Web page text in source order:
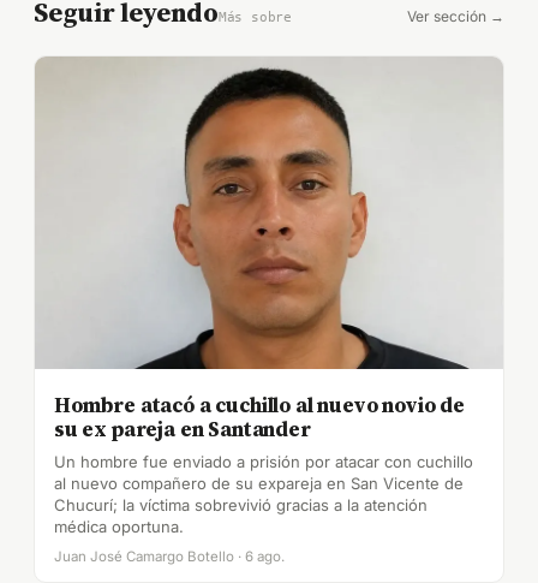
Seguir leyendoMás sobre Ver sección →
Hombre atacó a cuchillo al nuevo novio de
su ex pareja en Santander
Un hombre fue enviado a prisión por atacar con cuchillo
al nuevo compañero de su expareja en San Vicente de
Chucurí; la víctima sobrevivió gracias a la atención
médica oportuna.
Juan José Camargo Botello · 6 ago.